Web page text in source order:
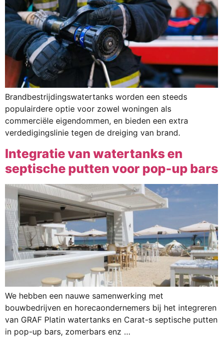
Brandbestrijdingswatertanks worden een steeds
populairdere optie voor zowel woningen als
commerciële eigendommen, en bieden een extra
verdedigingslinie tegen de dreiging van brand.
Integratie van watertanks en
septische putten voor pop-up bars
We hebben een nauwe samenwerking met
bouwbedrijven en horecaondernemers bij het integreren
van GRAF Platin watertanks en Carat-s septische putten
in pop-up bars, zomerbars enz …